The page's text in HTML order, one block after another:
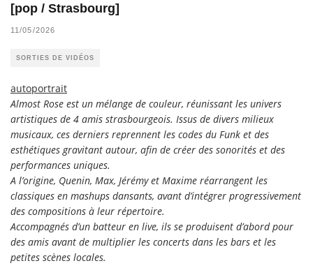
[pop / Strasbourg]
11/05/2026
SORTIES DE VIDÉOS
autoportrait
Almost Rose est un mélange de couleur, réunissant les univers
artistiques de 4 amis strasbourgeois. Issus de divers milieux
musicaux, ces derniers reprennent les codes du Funk et des
esthétiques gravitant autour, afin de créer des sonorités et des
performances uniques.
A l’origine, Quenin, Max, Jérémy et Maxime réarrangent les
classiques en mashups dansants, avant d’intégrer progressivement
des compositions à leur répertoire.
Accompagnés d’un batteur en live, ils se produisent d’abord pour
des amis avant de multiplier les concerts dans les bars et les
petites scènes locales.